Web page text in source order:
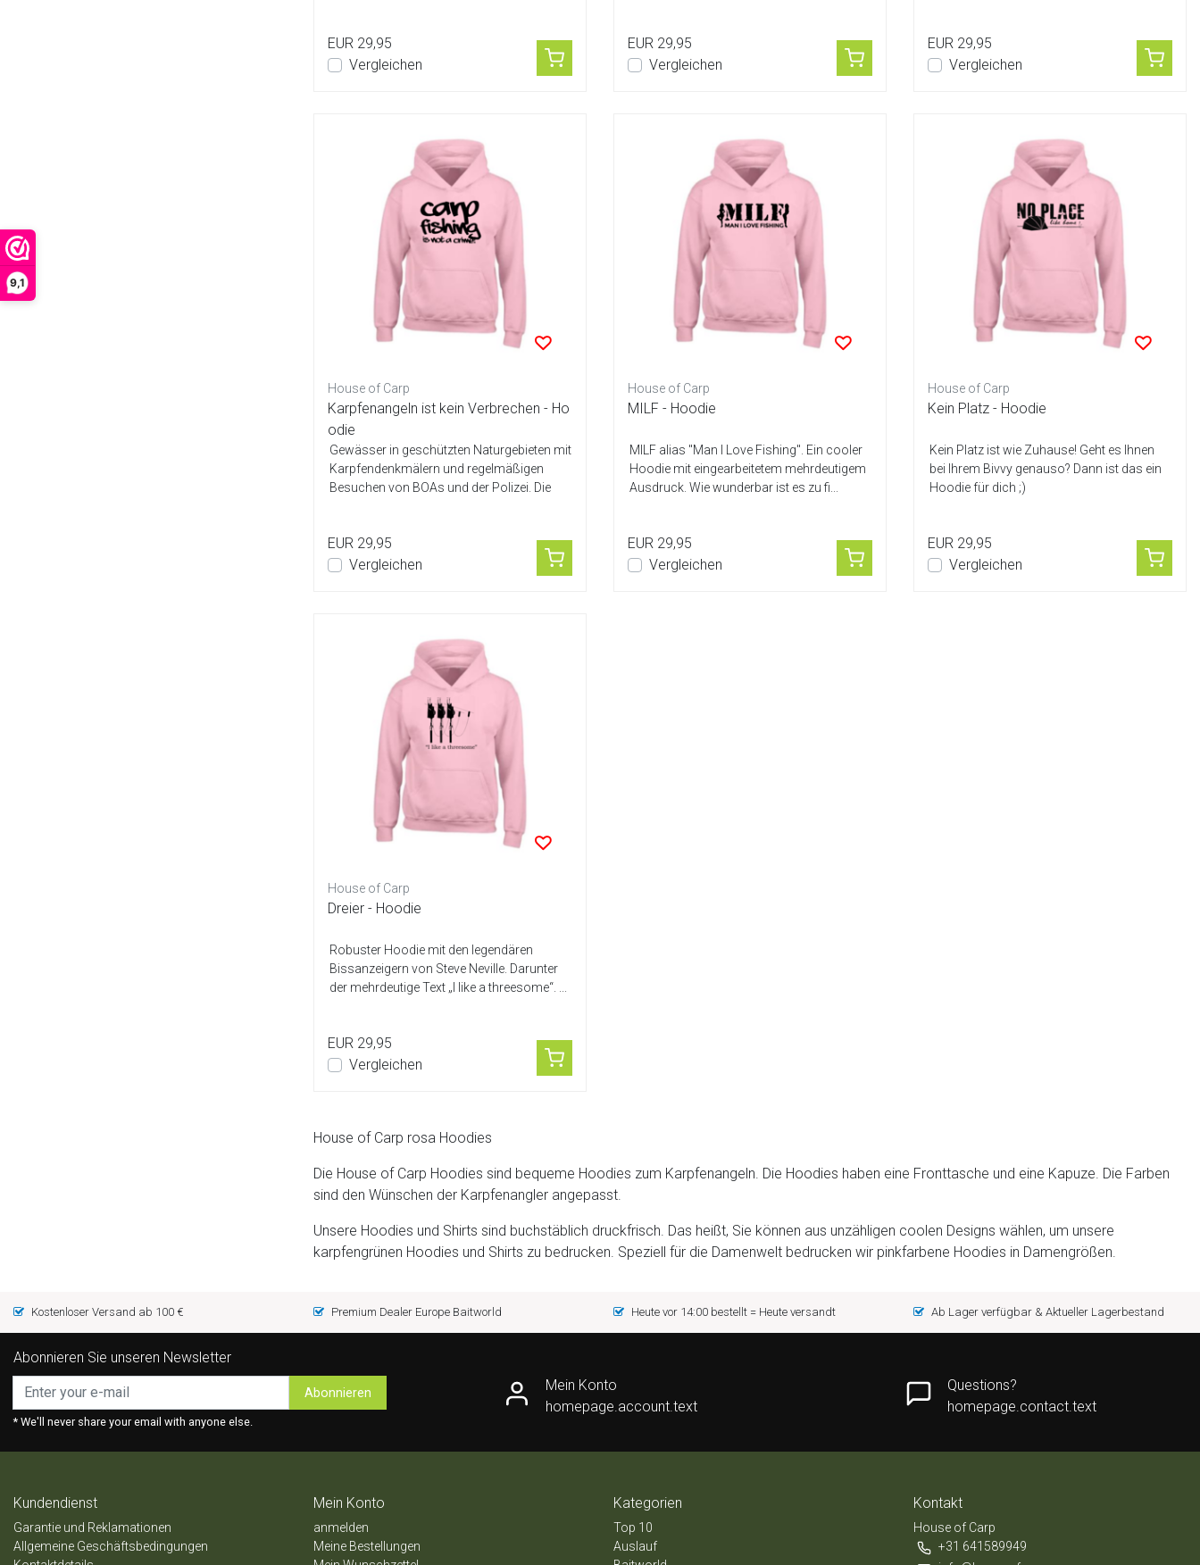
9,1
EUR 29,95
Vergleichen
EUR 29,95
Vergleichen
EUR 29,95
Vergleichen
House of Carp
Karpfenangeln ist kein Verbrechen - Ho
odie
Gewässer in geschützten Naturgebieten mit
Karpfendenkmälern und regelmäßigen
Besuchen von BOAs und der Polizei. Die
EUR 29,95
Vergleichen
House of Carp
MILF - Hoodie
MILF alias "Man I Love Fishing". Ein cooler
Hoodie mit eingearbeitetem mehrdeutigem
Ausdruck. Wie wunderbar ist es zu fi...
EUR 29,95
Vergleichen
House of Carp
Kein Platz - Hoodie
Kein Platz ist wie Zuhause! Geht es Ihnen
bei Ihrem Bivvy genauso? Dann ist das ein
Hoodie für dich ;)
EUR 29,95
Vergleichen
House of Carp
Dreier - Hoodie
Robuster Hoodie mit den legendären
Bissanzeigern von Steve Neville. Darunter
der mehrdeutige Text „I like a threesome“. ...
EUR 29,95
Vergleichen
House of Carp rosa Hoodies
Die House of Carp Hoodies sind bequeme Hoodies zum Karpfenangeln. Die Hoodies haben eine Fronttasche und eine Kapuze. Die Farben
sind den Wünschen der Karpfenangler angepasst.
Unsere Hoodies und Shirts sind buchstäblich druckfrisch. Das heißt, Sie können aus unzähligen coolen Designs wählen, um unsere
karpfengrünen Hoodies und Shirts zu bedrucken. Speziell für die Damenwelt bedrucken wir pinkfarbene Hoodies in Damengrößen.
Kostenloser Versand ab 100 € Premium Dealer Europe Baitworld Heute vor 14:00 bestellt = Heute versandt Ab Lager verfügbar & Aktueller Lagerbestand
Abonnieren Sie unseren Newsletter
Abonnieren
* We'll never share your email with anyone else.
Mein Konto
homepage.account.text
Questions?
homepage.contact.text
Kundendienst
Garantie und Reklamationen
Allgemeine Geschäftsbedingungen
Mein Konto
anmelden
Meine Bestellungen
Kategorien
Top 10
Auslauf
Kontakt
House of Carp
+31 641589949